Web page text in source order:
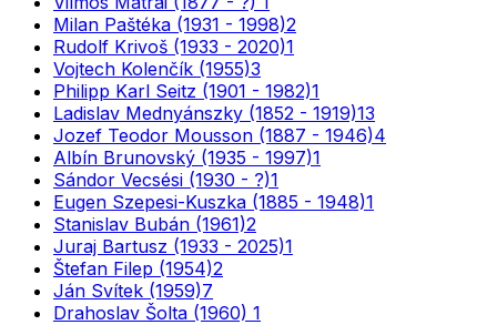
Milan Paštéka (1931 - 1998)2
Rudolf Krivoš (1933 - 2020)1
Vojtech Kolenčík (1955)3
Philipp Karl Seitz (1901 - 1982)1
Ladislav Mednyánszky (1852 - 1919)13
Jozef Teodor Mousson (1887 - 1946)4
Albín Brunovský (1935 - 1997)1
Sándor Vecsési (1930 - ?)1
Eugen Szepesi-Kuszka (1885 - 1948)1
Stanislav Bubán (1961)2
Juraj Bartusz (1933 - 2025)1
Štefan Filep (1954)2
Ján Svítek (1959)7
Drahoslav Šolta (1960) 1